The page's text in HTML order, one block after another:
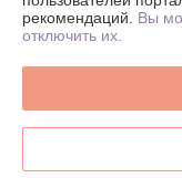
Регистрационный
Регистрационный
Ссылка на
рекомендаций. Вы
отключить их.